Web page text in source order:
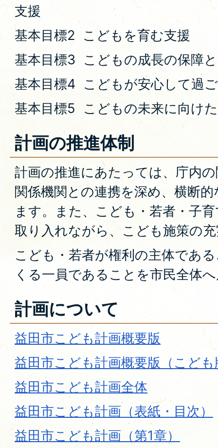
支援
基本目標2 こどもを育む支援
基本目標3 こどもの成長の保障
基本目標4 こどもが安心して過
基本目標5 こどもの未来に向け
計画の推進体制
計画の推進にあたっては、庁内
関係機関との連携を深め、横断
ます。また、こども・若者・子
取り入れながら、こども施策の
こども・若者が権利の主体であ
くる一員であることを市民全体
計画について
益田市こども計画概要版
益田市こども計画概要版（こども
益田市こども計画全体
益田市こども計画（表紙・目次）
益田市こども計画（第1章）